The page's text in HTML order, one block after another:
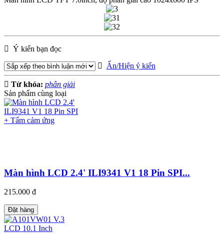
Ý kiến bạn đọc
Ẩn/Hiện ý kiến
Từ khóa: phân giải
Sản phẩm cùng loại
Màn hình LCD 2.4' ILI9341 V1 18 Pin SPI...
215.000 đ
Đặt hàng